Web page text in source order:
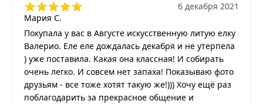
Мария С.
6 декабря 2021
Покупала у вас в Августе искусственную литую елку
Валерио. Еле еле дождалась декабря и не утерпела
) уже поставила. Какая она классная! И собирать
очень легко. И совсем нет запаха! Показываю фото
друзьям - все тоже хотят такую же!))) Хочу ещё раз
поблагодарить за прекрасное общение и